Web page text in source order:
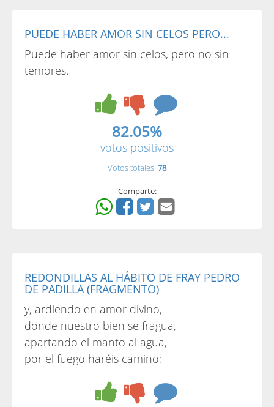
PUEDE HABER AMOR SIN CELOS PERO...
Puede haber amor sin celos, pero no sin
temores.
82.05%
votos positivos
Votos totales: 78
Comparte:
REDONDILLAS AL HÁBITO DE FRAY PEDRO
DE PADILLA (FRAGMENTO)
y, ardiendo en amor divino,
donde nuestro bien se fragua,
apartando el manto al agua,
por el fuego haréis camino;